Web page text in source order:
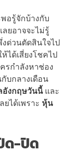
อรู้จักบ้างกับ
ยอาจจะไม่รู้
ด่วนตัดสินใจไป
ได้เสี่ยงโชคไป
รกำลังหาช่อง
บกลางเดือน
อังกฤษวันนี้ และ
ยได้เพราะ หุ้น
ด-ปิด